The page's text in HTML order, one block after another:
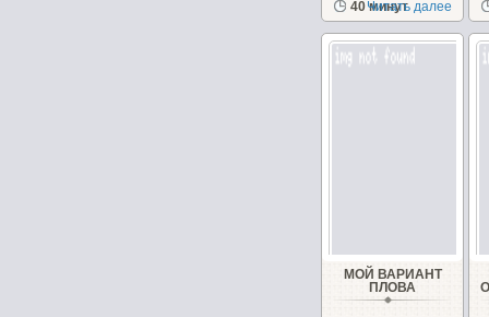
40 минут
Читать далее
МОЙ ВАРИАНТ
ПЛОВА